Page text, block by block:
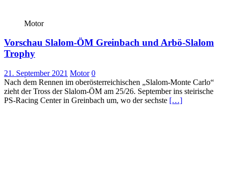
Motor
Vorschau Slalom-ÖM Greinbach und Arbö-Slalom
Trophy
21. September 2021 Motor 0
Nach dem Rennen im oberösterreichischen „Slalom-Monte Carlo“
zieht der Tross der Slalom-ÖM am 25/26. September ins steirische
PS-Racing Center in Greinbach um, wo der sechste […]